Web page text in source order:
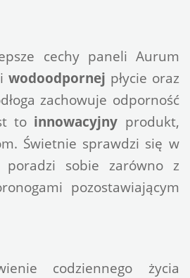
cechy paneli Aurum
wodoodpornej płycie oraz
zachowuje odporność
to innowacyjny produkt,
odpowiadający codziennym życiowym potrzebom. Świetnie sprawdzi się w
sobie zarówno z
pozostawiającym
codziennego życia